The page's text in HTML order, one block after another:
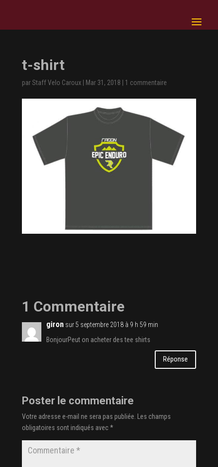
t-shirt
parStaff Velo Caroux| Mar 31, 2018 1 commentaire
1 Commentaire
giron sur 5 septembre 2018 à 9 h 59 min
BonjourPeut on acheter des tee shirts
Réponse
Poster le commentaire
Votre adresse e-mail ne sera pas publiée. Les champs
obligatoires sont indiqués avec*